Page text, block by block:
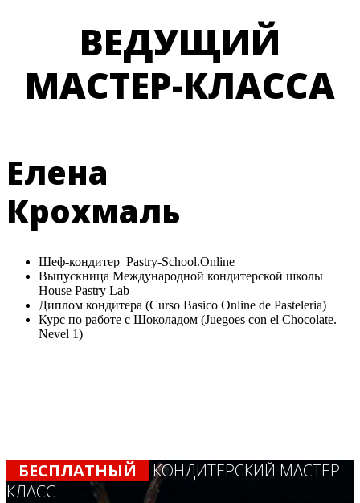
ВЕДУЩИЙ
МАСТЕР-КЛАССА
Елена
Крохмаль
Шеф-кондитер Pastry-School.Online
Выпускница Международной кондитерской школы
House Pastry Lab
Диплом кондитера (Curso Basico Online de Pasteleria)
Курс по работе с Шоколадом (Juegoes con el Chocolate.
Nevel 1)
БЕСПЛАТНЫЙ
КОНДИТЕРСКИЙ МАСТЕР-
КЛАСС